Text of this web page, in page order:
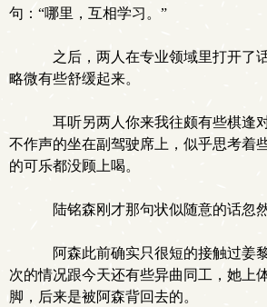
句：“哪里，互相学习。”
之后，两人在专业领域里打开了
略微有些舒缓起来。
耳听另两人你来我往颇有些棋逢
不作声的坐在副驾驶席上，似乎思考着
的可乐都没顾上喝。
陆铭森刚才那句状似随意的话忽
阿森此前确实只很短的接触过姜
次的情况跟今天还有些异曲同工，她上
脚，后来是被阿森背回去的。